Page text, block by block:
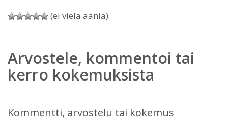
(ei vielä ääniä)
Arvostele, kommentoi tai
kerro kokemuksista
Kommentti, arvostelu tai kokemus